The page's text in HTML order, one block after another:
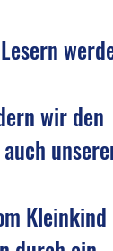
wir den
Kleinkind